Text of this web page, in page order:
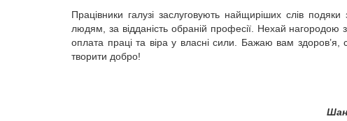
Працівники галузі заслуговують найщиріших слів
людям, за відданість обраній професії. Нехай
оплата праці та віра у власні сили. Бажаю вам
творити добро!